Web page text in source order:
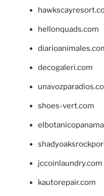
hellonquads.com
decogaleri.com
shoes-vert.com
jccoinlaundry.com
kautorepair.com